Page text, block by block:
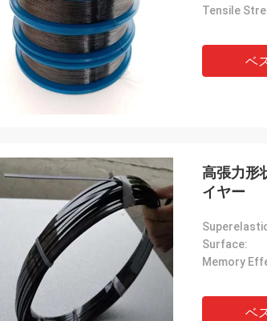
Tensile
ベ
高張力形
イヤー
Surface:
Memory
ベ